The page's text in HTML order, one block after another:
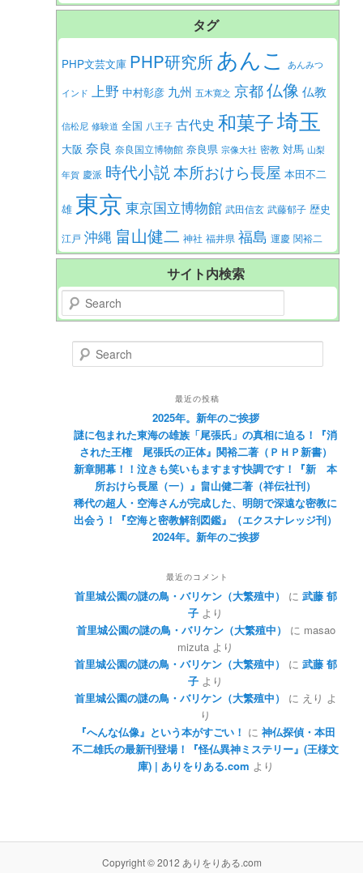
タグ
PHP文芸文庫 PHP研究所あんこ あんみつ
インド 上野 中村彰彦 九州 五木寛之 京都仏像 仏教
信松尼 修験道 全国 八王子 古代史 和菓子埼玉
大阪 奈良 奈良国立博物館 奈良県 宗像大社 密教 対馬 山梨
年賀 慶派 時代小説 本所おけら長屋 本田不二
雄 東京 東京国立博物館 武田信玄 武藤郁子 歴史
江戸 沖縄 畠山健二 神社 福井県 福島 運慶 関裕二
サイト内検索
Search
Search
最近の投稿
2025年。新年のご挨拶
謎に包まれた東海の雄族「尾張氏」の真相に迫る！『消
された王権 尾張氏の正体』関裕二著（ＰＨＰ新書）
新章開幕！！泣きも笑いもますます快調です！『新 本
所おけら長屋（一）』畠山健二著（祥伝社刊）
稀代の超人・空海さんが完成した、明朗で深遠な密教に
出会う！『空海と密教解剖図鑑』（エクスナレッジ刊）
2024年。新年のご挨拶
最近のコメント
首里城公園の謎の鳥・バリケン（大繁殖中） に 武藤 郁
子 より
首里城公園の謎の鳥・バリケン（大繁殖中）
に masao
mizuta より
首里城公園の謎の鳥・バリケン（大繁殖中）
に 武藤 郁
子 より
首里城公園の謎の鳥・バリケン（大繁殖中）
に えり よ
り
『へんな仏像』という本がすごい！ に 神仏探偵・本田
不二雄氏の最新刊登場！『怪仏異神ミステリー』(王様文
庫) | ありをりある.com より
Copyright © 2012 ありをりある.com